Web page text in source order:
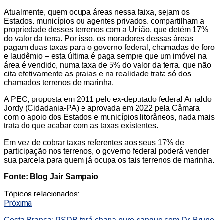
Atualmente, quem ocupa áreas nessa faixa, sejam os
Estados, municípios ou agentes privados, compartilham a
propriedade desses terrenos com a União, que detém 17%
do valor da terra. Por isso, os moradores dessas áreas
pagam duas taxas para o governo federal, chamadas de foro
e laudêmio – esta última é paga sempre que um imóvel na
área é vendido, numa taxa de 5% do valor da terra. que não
cita efetivamente as praias e na realidade trata só dos
chamados terrenos de marinha.
A PEC, proposta em 2011 pelo ex-deputado federal Arnaldo
Jordy (Cidadania-PA) e aprovada em 2022 pela Câmara
com o apoio dos Estados e municípios litorâneos, nada mais
trata do que acabar com as taxas existentes.
Em vez de cobrar taxas referentes aos seus 17% de
participação nos terrenos, o governo federal poderá vender
sua parcela para quem já ocupa os tais terrenos de marinha.
Fonte: Blog Jair Sampaio
Tópicos relacionados:
Próxima